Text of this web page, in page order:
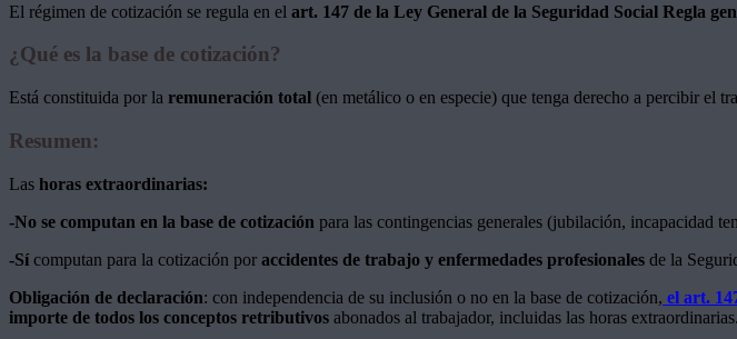
El régimen de cotización se regula en el art. 147 de la Ley General de la Seguridad Social Regla
¿Qué es la base de cotización?
Está constituida por la remuneración total (en metálico o en especie) que tenga derecho a percibir el
Resumen:
Las horas extraordinarias:
-No se computan en la base de cotización para las contingencias generales (jubilación, incapacidad
-Sícomputan para la cotización por accidentes de trabajo y enfermedades profesionales de la
Obligación de declaración: con independencia de su inclusión o no en la base de cotización, el art.
importe de todos los conceptos retributivos abonados al trabajador, incluidas las horas extraordinarias.